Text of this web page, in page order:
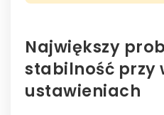
Największy
stabilność przy
ustawieniach